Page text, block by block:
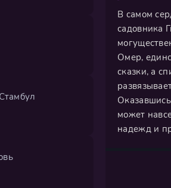
В самом
садовника
Омер,
сказки, а
может
надежд и